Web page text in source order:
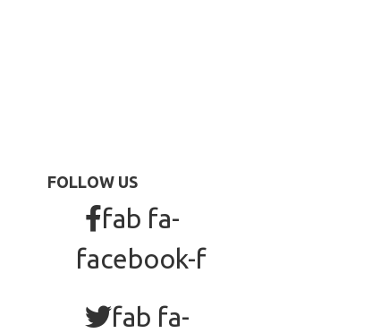
FOLLOW US
fab fa-
facebook-f
fab fa-